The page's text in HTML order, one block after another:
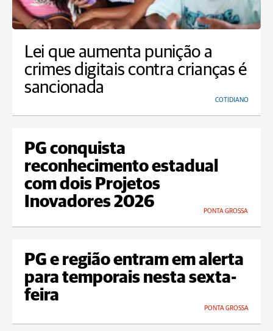
Lei que aumenta punição a
crimes digitais contra crianças é
sancionada
COTIDIANO
PG conquista
reconhecimento estadual
com dois Projetos
Inovadores 2026
PONTA GROSSA
PG e região entram em alerta
para temporais nesta sexta-
feira
PONTA GROSSA